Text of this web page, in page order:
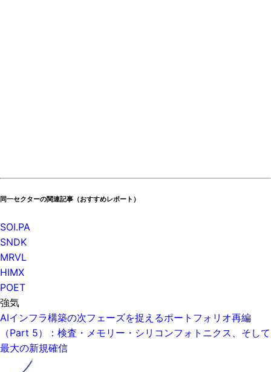
同一セクターの関連記事（おすすめレポート）
SOI.PA
SNDK
MRVL
HIMX
POET
強気
AIインフラ構築の次フェーズを捉えるポートフォリオ再編
（Part 5）：検査・メモリー・シリコンフォトニクス、そして
最大の新規確信